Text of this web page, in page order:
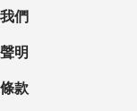
們
明
款